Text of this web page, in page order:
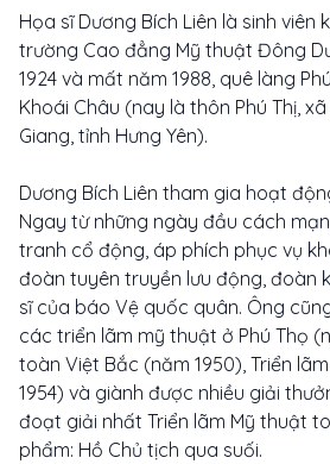
Họa sĩ Dương Bích Liên là sinh viên
trường Cao đẳng Mỹ thuật Đông
1924 và mất năm 1988, quê làng
Khoái Châu (nay là thôn Phú Thị,
Giang, tỉnh Hưng Yên).
Dương Bích Liên tham gia hoạt
Ngay từ những ngày đầu cách
tranh cổ động, áp phích phục vụ
đoàn tuyên truyền lưu động, đoàn
sĩ của báo Vệ quốc quân. Ông
các triển lãm mỹ thuật ở Phú Thọ
toàn Việt Bắc (năm 1950), Triển
1954) và giành được nhiều giải
đoạt giải nhất Triển lãm Mỹ thuật
phẩm: Hồ Chủ tịch qua suối.